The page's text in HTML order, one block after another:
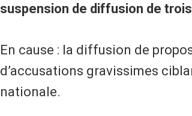
suspension de diffusion de
En cause : la diffusion de
d’accusations gravissimes
nationale.